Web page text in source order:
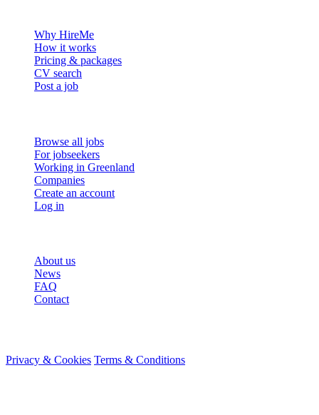
Why HireMe
How it works
Pricing & packages
CV search
Post a job
Browse all jobs
For jobseekers
Working in Greenland
Companies
Create an account
Log in
About us
News
FAQ
Contact
Privacy & Cookies Terms & Conditions